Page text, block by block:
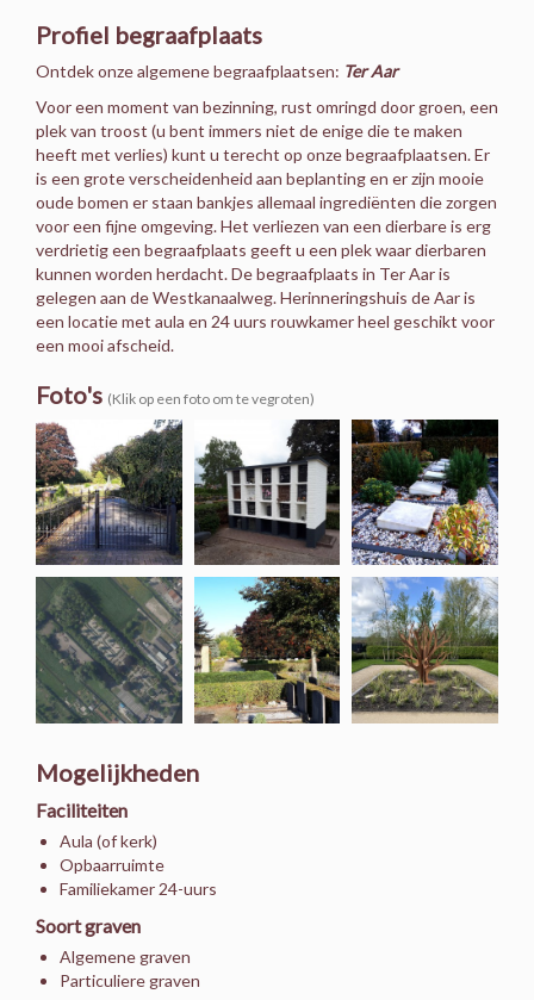
Profiel begraafplaats
Ontdek onze algemene begraafplaatsen: Ter Aar
Voor een moment van bezinning, rust omringd door groen, een
plek van troost (u bent immers niet de enige die te maken
heeft met verlies) kunt u terecht op onze begraafplaatsen. Er
is een grote verscheidenheid aan beplanting en er zijn mooie
oude bomen er staan bankjes allemaal ingrediënten die zorgen
voor een fijne omgeving. Het verliezen van een dierbare is erg
verdrietig een begraafplaats geeft u een plek waar dierbaren
kunnen worden herdacht. De begraafplaats in Ter Aar is
gelegen aan de Westkanaalweg. Herinneringshuis de Aar is
een locatie met aula en 24 uurs rouwkamer heel geschikt voor
een mooi afscheid.
Foto's (Klik op een foto om te vegroten)
Mogelijkheden
Faciliteiten
Aula (of kerk)
Opbaarruimte
Familiekamer 24-uurs
Soort graven
Algemene graven
Particuliere graven